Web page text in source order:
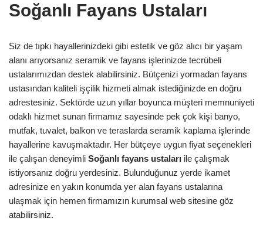
Soğanlı Fayans Ustaları
Siz de tıpkı hayallerinizdeki gibi estetik ve göz alıcı bir yaşam
alanı arıyorsanız seramik ve fayans işlerinizde tecrübeli
ustalarımızdan destek alabilirsiniz. Bütçenizi yormadan fayans
ustasından kaliteli işçilik hizmeti almak istediğinizde en doğru
adrestesiniz. Sektörde uzun yıllar boyunca müşteri memnuniyeti
odaklı hizmet sunan firmamız sayesinde pek çok kişi banyo,
mutfak, tuvalet, balkon ve teraslarda seramik kaplama işlerinde
hayallerine kavuşmaktadır. Her bütçeye uygun fiyat seçenekleri
ile çalışan deneyimli Soğanlı fayans ustaları ile çalışmak
istiyorsanız doğru yerdesiniz. Bulunduğunuz yerde ikamet
adresinize en yakın konumda yer alan fayans ustalarına
ulaşmak için hemen firmamızın kurumsal web sitesine göz
atabilirsiniz.